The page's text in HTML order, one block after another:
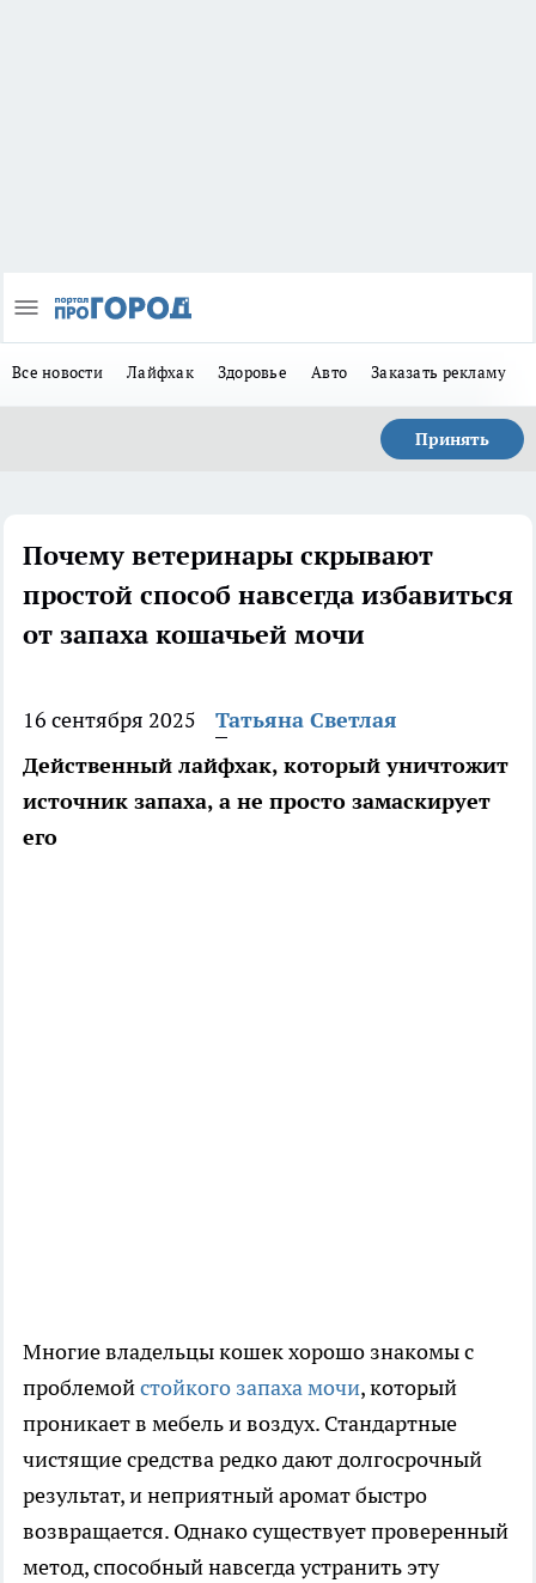
Все новости Лайфхак Здоровье Авто Заказать рекламу
Принять
Почему ветеринары скрывают
простой способ навсегда избавиться
от запаха кошачьей мочи
16 сентября 2025
Татьяна Светлая
Действенный лайфхак, который уничтожит
источник запаха, а не просто замаскирует
его
Многие владельцы кошек хорошо знакомы с
проблемойстойкого запаха мочи, который
проникает в мебель и воздух. Стандартные
чистящие средства редко дают долгосрочный
результат, и неприятный аромат быстро
возвращается. Однако существует проверенный
метод, способный навсегда устранить эту